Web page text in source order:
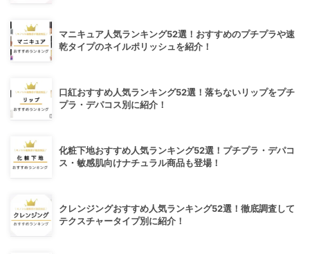
マニキュア人気ランキング52選！おすすめのプチプラや速
乾タイプのネイルポリッシュを紹介！
口紅おすすめ人気ランキング52選！落ちないリップをプチ
プラ・デパコス別に紹介！
化粧下地おすすめ人気ランキング52選！プチプラ・デパコ
ス・敏感肌向けナチュラル商品も登場！
クレンジングおすすめ人気ランキング52選！徹底調査して
テクスチャータイプ別に紹介！